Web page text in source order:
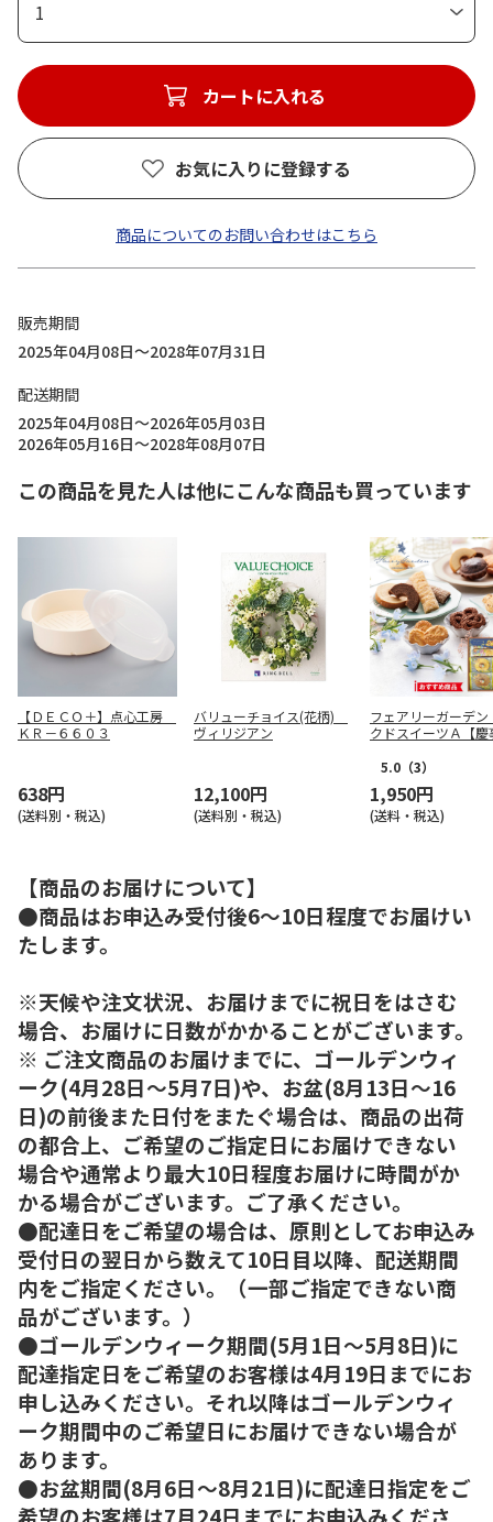
1
カートに入れる
お気に入りに登録する
商品についてのお問い合わせはこちら
販売期間
2025年04月08日～2028年07月31日
配送期間
2025年04月08日～2026年05月03日
2026年05月16日～2028年08月07日
この商品を見た人は他にこんな商品も買っています
【ＤＥＣＯ＋】点心工房
ＫＲ－６６０３
638円
(送料別・税込)
バリューチョイス(花柄)
ヴィリジアン
12,100円
(送料別・税込)
フェアリーガーデ
クドスイーツＡ【慶
5.0 （3）
1,950円
(送料・税込)
【商品のお届けについて】
●商品はお申込み受付後6～10日程度でお届けい
たします。
※天候や注文状況、お届けまでに祝日をはさむ
場合、お届けに日数がかかることがございます。
※ ご注文商品のお届けまでに、ゴールデンウィ
ーク(4月28日～5月7日)や、お盆(8月13日～16
日)の前後また日付をまたぐ場合は、商品の出荷
の都合上、ご希望のご指定日にお届けできない
場合や通常より最大10日程度お届けに時間がか
かる場合がございます。ご了承ください。
●配達日をご希望の場合は、原則としてお申込み
受付日の翌日から数えて10日目以降、配送期間
内をご指定ください。（一部ご指定できない商
品がございます。）
●ゴールデンウィーク期間(5月1日～5月8日)に
配達指定日をご希望のお客様は4月19日までにお
申し込みください。それ以降はゴールデンウィ
ーク期間中のご希望日にお届けできない場合が
あります。
●お盆期間(8月6日～8月21日)に配達日指定をご
希望のお客様は7月24日までにお申込みくださ